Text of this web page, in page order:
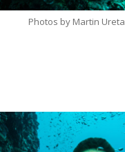
Photos by Martin Ureta